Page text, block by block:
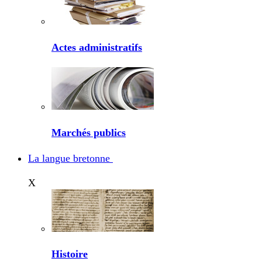
Actes administratifs
Marchés publics
La langue bretonne
X
Histoire